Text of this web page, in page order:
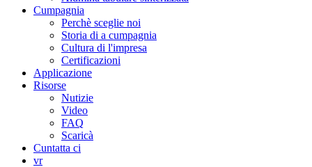
Cumpagnia
Perchè sceglie noi
Storia di a cumpagnia
Cultura di l'impresa
Certificazioni
Applicazione
Risorse
Nutizie
Video
FAQ
Scaricà
Cuntatta ci
vr